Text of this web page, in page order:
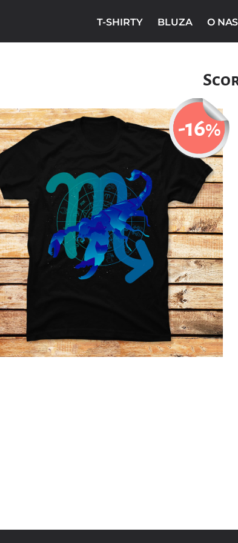
T-SHIRTY BLUZA O NAS
-16%